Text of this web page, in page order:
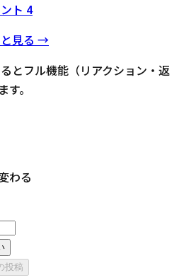
ト 4
と見る →
とフル機能（リアクション・返
。
わる
投稿